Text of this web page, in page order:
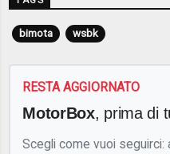
bimota wsbk
RESTA AGGIORNATO
MotorBox, prima di
Scegli come vuoi seguirci: